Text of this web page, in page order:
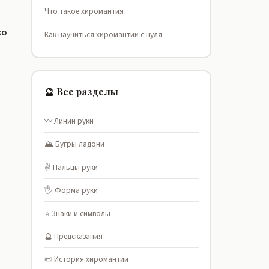
Что такое хиромантия
Как научиться хиромантии с нуля
🔮 Все разделы
〰️ Линии руки
🏔️ Бугры ладони
✌️ Пальцы руки
🖐️ Форма руки
⭐ Знаки и символы
🔮 Предсказания
📜 История хиромантии